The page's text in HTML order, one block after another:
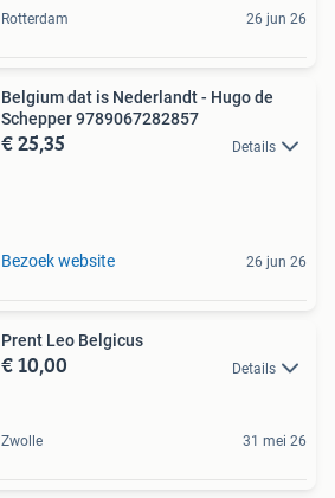
Rotterdam 26 jun 26
Belgium dat is Nederlandt - Hugo de
Schepper 9789067282857
€ 25,35 Details
Bezoek website 26 jun 26
Prent Leo Belgicus
€ 10,00 Details
Zwolle 31 mei 26